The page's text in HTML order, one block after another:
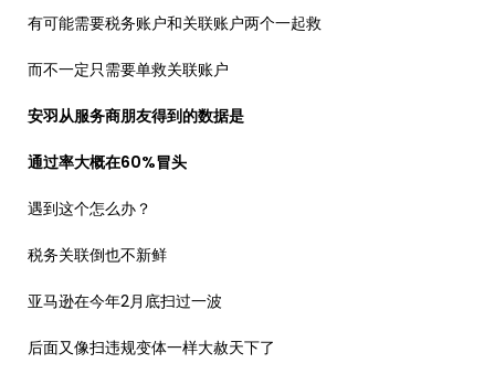
有可能需要税务账户和关联账户两个一起救
而不一定只需要单救关联账户
安羽从服务商朋友得到的数据是
通过率大概在60%冒头
遇到这个怎么办？
税务关联倒也不新鲜
亚马逊在今年2月底扫过一波
后面又像扫违规变体一样大赦天下了